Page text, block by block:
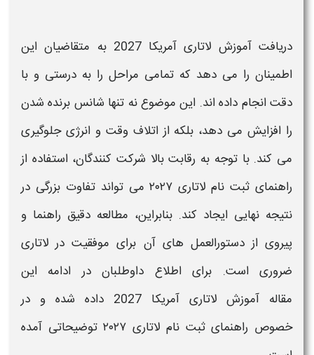
دریافتآموزش لاتاری آمریکا 2027
به متقاضیان این
اطمینان را می‌ دهد که تمامی مراحل را به درستی و با
دقت انجام داده‌ اند. این موضوع نه تنها شانس برنده شدن
را افزایش می‌ دهد، بلکه از اتلاف وقت و انرژی جلوگیری
می‌ کند. با توجه به رقابت بالا شرکت‌ کنندگان، استفاده از
راهنمای ثبت نام لاتاری ۲۰۲۷
می‌ تواند تفاوت بزرگی در
نتیجه نهایی ایجاد کند. بنابراین، مطالعه دقیق راهنما و
پیروی از دستورالعمل‌ های آن برای موفقیت در لاتاری
ضروری است. برای اطلاع داوطلبان در ادامه این
مقاله آموزش لاتاری آمریکا 2027
داده شده و در
خصوص راهنمای ثبت نام لاتاری ۲۰۲۷
توضیحاتی آمده